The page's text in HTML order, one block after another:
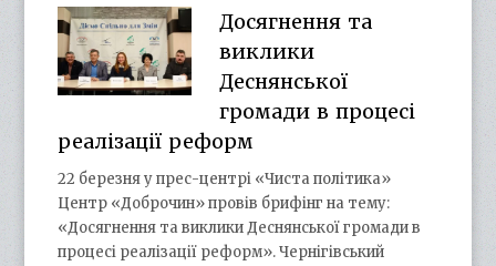
Досягнення та
виклики
Деснянської
громади в процесі
реалізації реформ
22 березня у прес-центрі «Чиста політика»
Центр «Доброчин» провів брифінг на тему:
«Досягнення та виклики Деснянської громади в
процесі реалізації реформ». Чернігівський